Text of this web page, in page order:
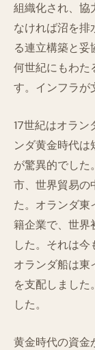
組織化され、協
なければ沼を排
る連立構築と妥
何世紀にもわた
す。インフラが
17世紀はオラン
ンダ黄金時代は
が驚異的でした
市、世界貿易の
た。オランダ東
籍企業で、世界
した。それは今
オランダ船は東
を支配しました
した。
黄金時代の資金